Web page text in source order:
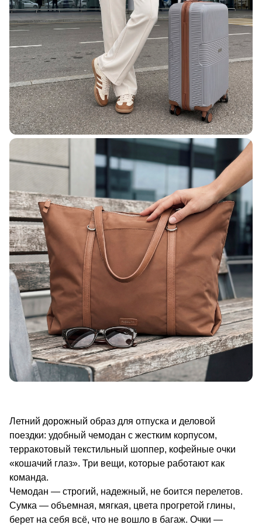
Летний дорожный образ для отпуска и деловой
поездки: удобный чемодан с жестким корпусом,
терракотовый текстильный шоппер, кофейные очки
«кошачий глаз». Три вещи, которые работают как
команда.
Чемодан — строгий, надежный, не боится перелетов.
Сумка — объемная, мягкая, цвета прогретой глины,
берет на себя всё, что не вошло в багаж. Очки —